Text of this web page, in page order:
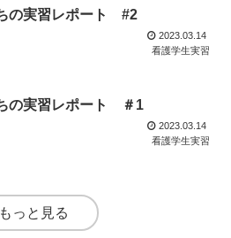
の実習レポート #2
2023.03.14
看護学生実習
の実習レポート ＃1
2023.03.14
看護学生実習
もっと見る